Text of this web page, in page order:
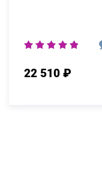
22 510 ₽